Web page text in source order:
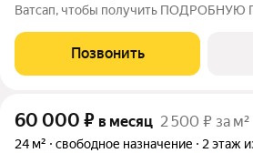
Ватсап, чтобы получить
помещение свободного назначения на
площадью 172,2 м. Объект расположен
Позвонить
60 000 ₽ в месяц 2 500 ₽ за м²
24 м² свободное назначение 2 этаж